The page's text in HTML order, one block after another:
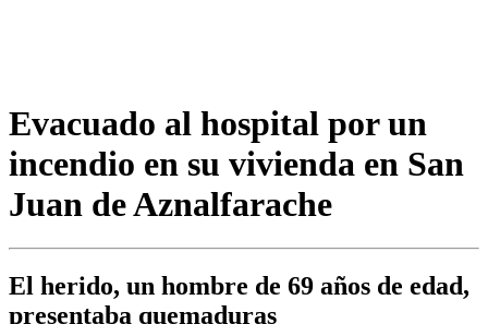
Evacuado al hospital por un
incendio en su vivienda en San
Juan de Aznalfarache
El herido, un hombre de 69 años de edad,
presentaba quemaduras